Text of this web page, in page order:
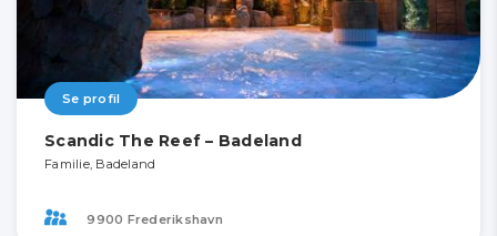
Se profil
Scandic The Reef – Badeland
Familie, Badeland
9900 Frederikshavn